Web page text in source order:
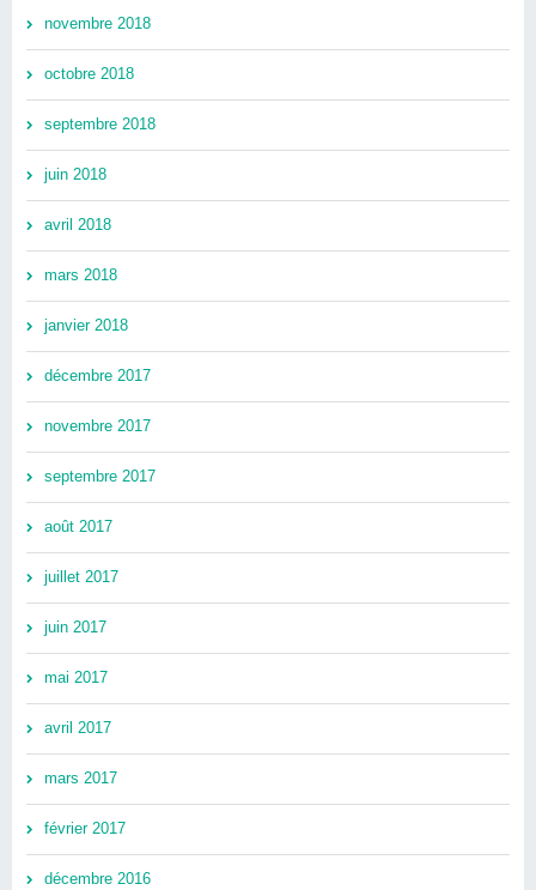
novembre 2018
octobre 2018
septembre 2018
juin 2018
avril 2018
mars 2018
janvier 2018
décembre 2017
novembre 2017
septembre 2017
août 2017
juillet 2017
juin 2017
mai 2017
avril 2017
mars 2017
février 2017
décembre 2016